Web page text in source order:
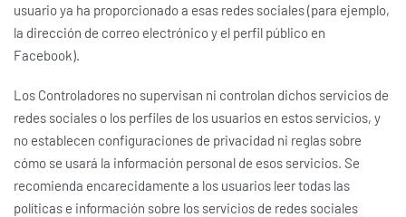
usuario ya ha proporcionado a esas redes sociales (para ejemplo,
la dirección de correo electrónico y el perfil público en
Facebook).
Los Controladores no supervisan ni controlan dichos servicios de
redes sociales o los perfiles de los usuarios en estos servicios, y
no establecen configuraciones de privacidad ni reglas sobre
cómo se usará la información personal de esos servicios. Se
recomienda encarecidamente a los usuarios leer todas las
políticas e información sobre los servicios de redes sociales